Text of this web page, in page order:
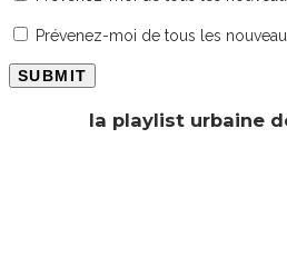
Prévenez-moi de tous les
la playlist urbaine